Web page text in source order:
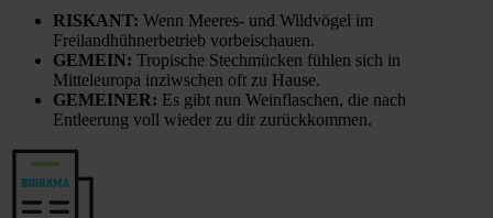
RISKANT: Wenn Meeres- und Wildvögel im
Freilandhühnerbetrieb vorbeischauen.
GEMEIN: Tropische Stechmücken fühlen sich in
Mitteleuropa inziwschen oft zu Hause.
GEMEINER: Es gibt nun Weinflaschen, die nach
Entleerung voll wieder zu dir zurückkommen.